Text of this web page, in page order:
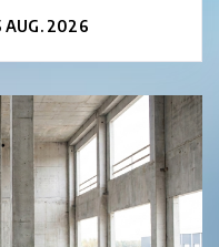
AUG. 2026